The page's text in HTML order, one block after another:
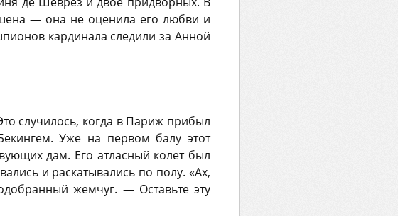
— она не оценила его любви и
кардинала следили за Анной
случилось, когда в Париж прибыл
Уже на первом балу этот
дам. Его атласный колет был
и раскатывались по полу. «Ах,
жемчуг. — Оставьте эту